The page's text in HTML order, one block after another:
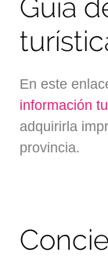
Guía
En este
información
adquirirla
provincia.